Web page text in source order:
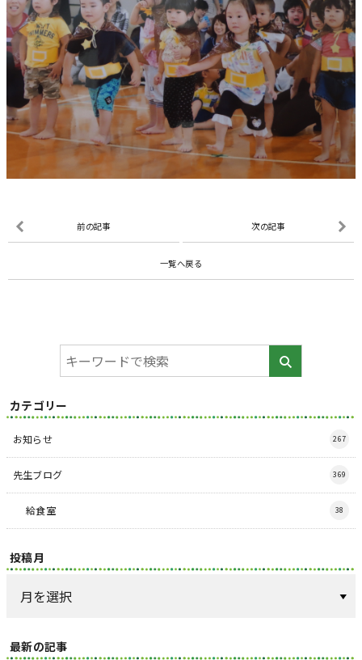
前の記事 次の記事
一覧へ戻る
カテゴリー
お知らせ 267
先生ブログ 369
給食室 38
投稿月
最新の記事